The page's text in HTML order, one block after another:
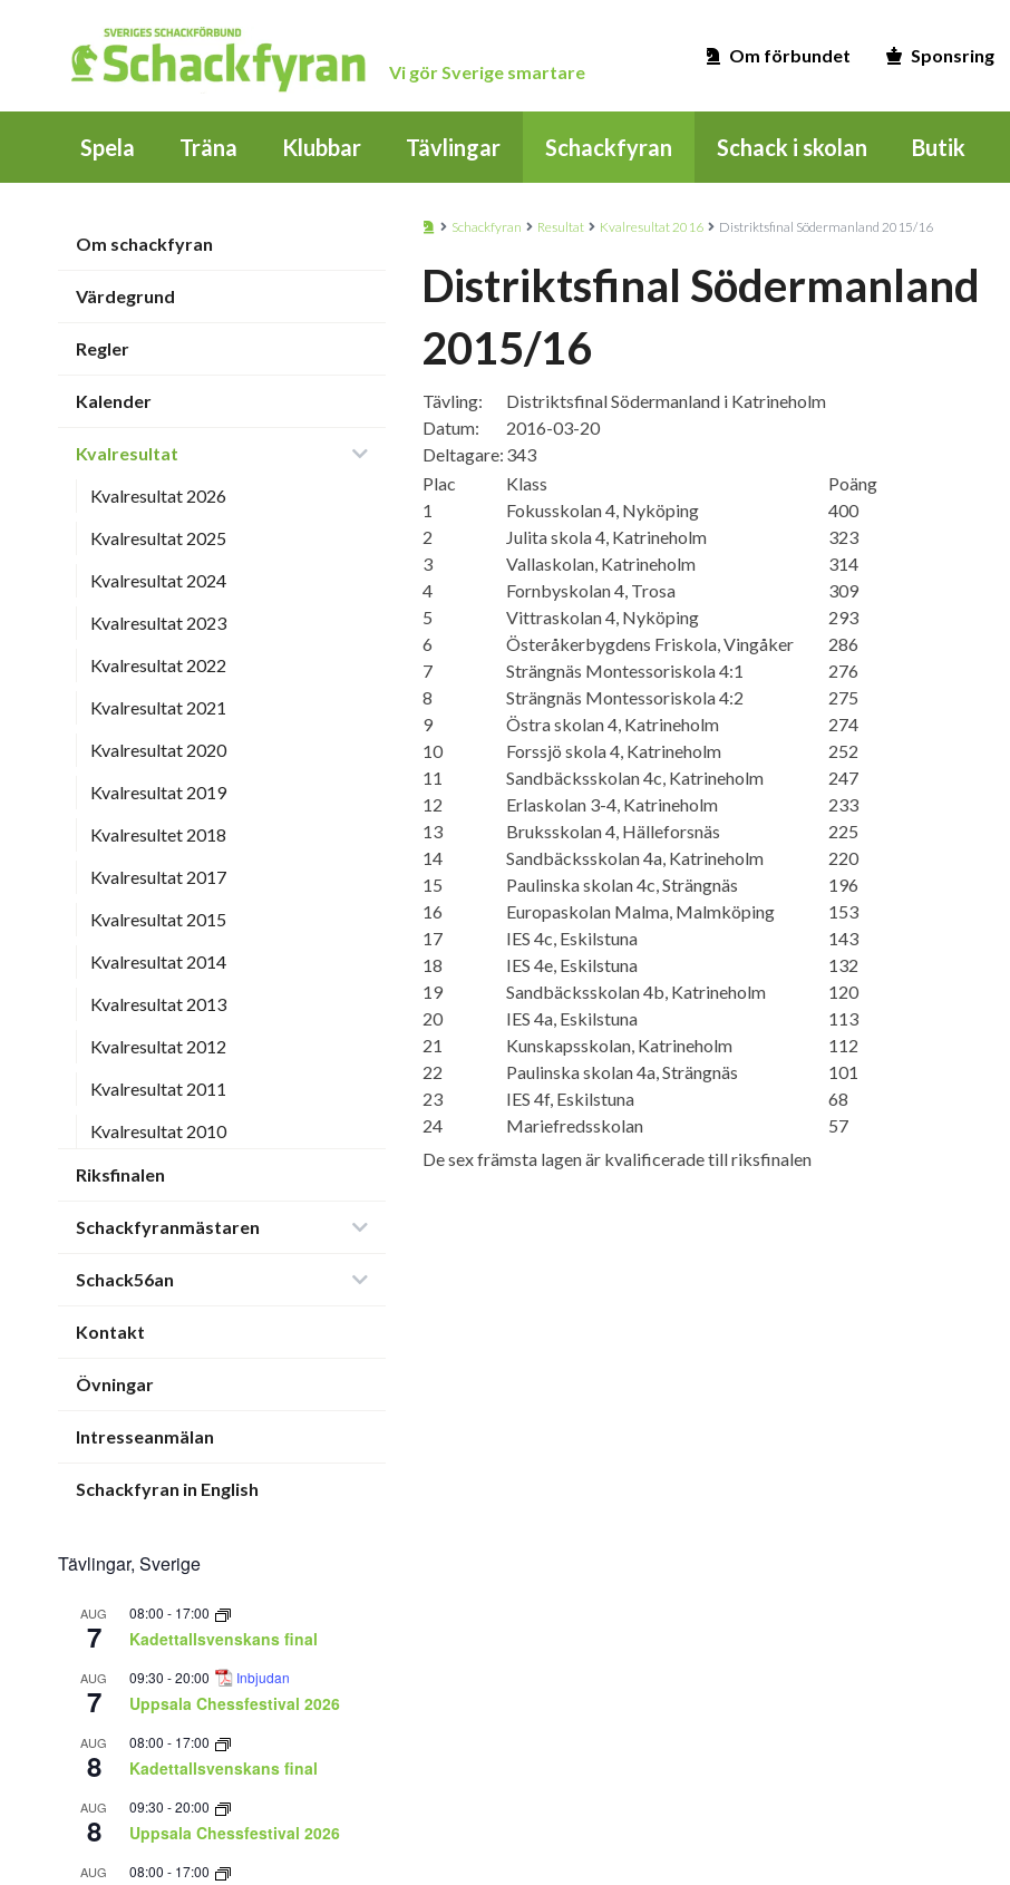
Vi gör Sverige smartare
Om förbundet Sponsring
Spela Träna Klubbar Tävlingar Schackfyran Schack i skolan Butik
Om schackfyran
Värdegrund
Regler
Kalender
Kvalresultat
Kvalresultat 2026
Kvalresultat 2025
Kvalresultat 2024
Kvalresultat 2023
Kvalresultat 2022
Kvalresultat 2021
Kvalresultat 2020
Kvalresultat 2019
Kvalresultet 2018
Kvalresultat 2017
Kvalresultat 2015
Kvalresultat 2014
Kvalresultat 2013
Kvalresultat 2012
Kvalresultat 2011
Kvalresultat 2010
Riksfinalen
Schackfyranmästaren
Schack56an
Kontakt
Övningar
Intresseanmälan
Schackfyran in English
Tävlingar, Sverige
AUG
7
08:00 - 17:00
Kadettallsvenskans final
AUG
7
09:30 -20:00 Inbjudan
Uppsala Chessfestival 2026
AUG
8
08:00 - 17:00
Kadettallsvenskans final
AUG
8
09:30 -20:00
Uppsala Chessfestival 2026
AUG 08:00 - 17:00
Schackfyran Resultat Kvalresultat 2016 Distriktsfinal Södermanland 2015/16
Distriktsfinal Södermanland
2015/16
Tävling:
Distriktsfinal Södermanland i Katrineholm
Datum:
2016-03-20
Deltagare: 343
Plac
Klass
Poäng
1
Fokusskolan 4, Nyköping
400
2
Julita skola 4, Katrineholm
323
3
Vallaskolan, Katrineholm
314
4
Fornbyskolan 4, Trosa
309
5
Vittraskolan 4, Nyköping
293
6
Österåkerbygdens Friskola, Vingåker
286
7
Strängnäs Montessoriskola 4:1
276
8
Strängnäs Montessoriskola 4:2
275
9
Östra skolan 4, Katrineholm
274
10
Forssjö skola 4, Katrineholm
252
11
Sandbäcksskolan 4c, Katrineholm
247
12
Erlaskolan 3-4, Katrineholm
233
13
Bruksskolan 4, Hälleforsnäs
225
14
Sandbäcksskolan 4a, Katrineholm
220
15
Paulinska skolan 4c, Strängnäs
196
16
Europaskolan Malma, Malmköping
153
17
IES 4c, Eskilstuna
143
18
IES 4e, Eskilstuna
132
19
Sandbäcksskolan 4b, Katrineholm
120
20
IES 4a, Eskilstuna
113
21
Kunskapsskolan, Katrineholm
112
22
Paulinska skolan 4a, Strängnäs
101
23
IES 4f, Eskilstuna
68
24
Mariefredsskolan
57
De sex främsta lagen är kvalificerade till riksfinalen